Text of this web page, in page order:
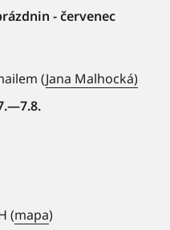
- červenec
(Jana Malhocká)
(mapa)